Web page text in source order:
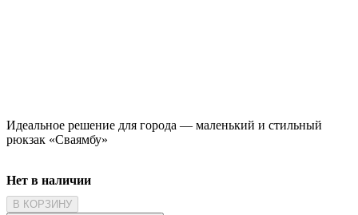
Идеальное решение для города — маленький и стильный
рюкзак «Сваямбу»
Нет в наличии
В КОРЗИНУ